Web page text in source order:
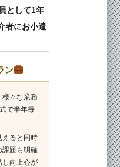
として1年
者にお小遣
ン
々な業務
で半年毎
ると同時
課題も明確
し向上心が